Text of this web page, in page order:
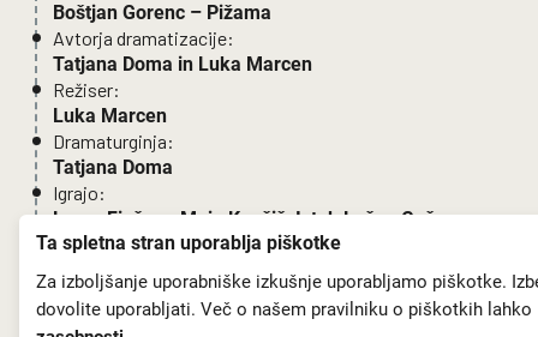
Ta spletna stran uporablja piškotke
Za izboljšanje uporabniške izkušnje uporabljamo piškotke.
dovolite uporabljati. Več o našem pravilniku o piškotkih
Boštjan Gorenc – Pižama
Avtorja dramatizacije:
Tatjana Doma in Luka Marcen
Režiser:
Luka Marcen
Dramaturginja:
Tatjana Doma
Igrajo:
Lovro Finžgar, Maja Kunšič, Iztok Lužar, Gašper
Malnar, Alenka Tetičkovič, Alja Krhin k.g., Ajda
Pirtovšek k.g.
Avtorica likovne podobe in scenografka: